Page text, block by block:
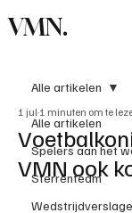
VMN.
Alle artikelen
Spelers aan het
Sterrenteam
Alle artikelen
VMN ook
1 jul 1 minuten om te